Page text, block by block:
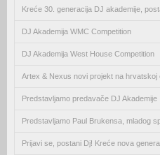
Kreće 30. generacija DJ akademije,
DJ Akademija WMC Competition
DJ Akademija West House Competition
Artex & Nexus novi projekt na hrvatskoj
Predstavljamo predavače DJ Akademije
Predstavljamo Paul Brukensa, mladog
Prijavi se, postani Dj! Kreće nova